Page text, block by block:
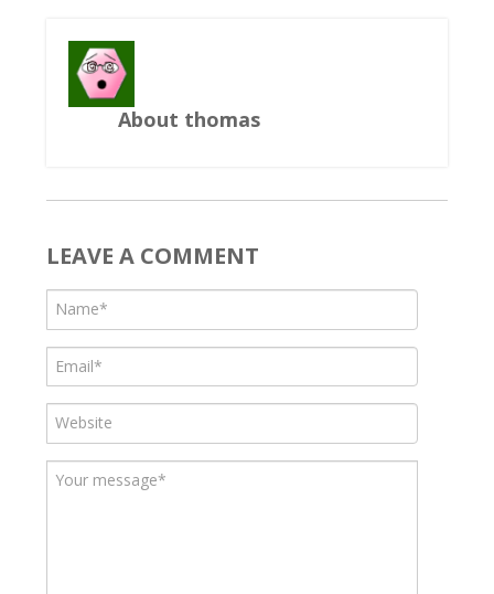
About thomas
LEAVE A COMMENT